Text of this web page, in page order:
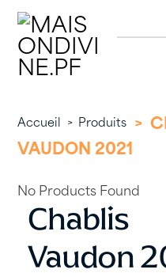
Skip
content
Accueil > Produits >
VAUDON 2021
Vaudon
No Products Found